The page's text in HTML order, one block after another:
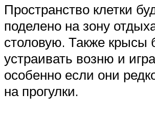
Пространство клетки
поделено на зону
столовую. Также крысы
устраивать возню и
особенно если они
на прогулки.